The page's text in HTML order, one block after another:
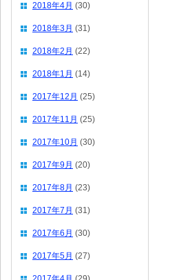
2018年4月 (30)
2018年3月 (31)
2018年2月 (22)
2018年1月 (14)
2017年12月 (25)
2017年11月 (25)
2017年10月 (30)
2017年9月 (20)
2017年8月 (23)
2017年7月 (31)
2017年6月 (30)
2017年5月 (27)